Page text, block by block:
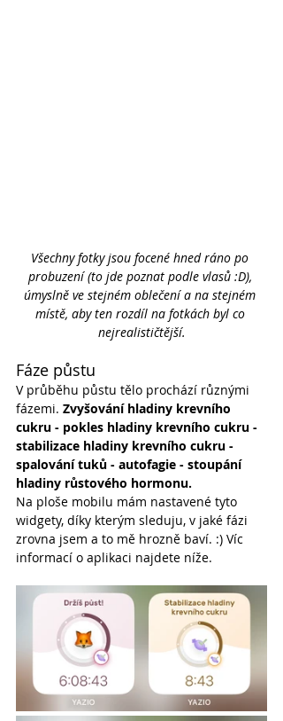
Všechny fotky jsou focené hned ráno po
probuzení (to jde poznat podle vlasů :D),
úmyslně ve stejném oblečení a na stejném
místě, aby ten rozdíl na fotkách byl co
nejrealističtější.
Fáze půstu
V průběhu půstu tělo prochází různými
fázemi. Zvyšování hladiny krevního
cukru - pokles hladiny krevního cukru -
stabilizace hladiny krevního cukru -
spalování tuků - autofagie - stoupání
hladiny růstového hormonu.
Na ploše mobilu mám nastavené tyto
widgety, díky kterým sleduju, v jaké fázi
zrovna jsem a to mě hrozně baví. :) Víc
informací o aplikaci najdete níže.